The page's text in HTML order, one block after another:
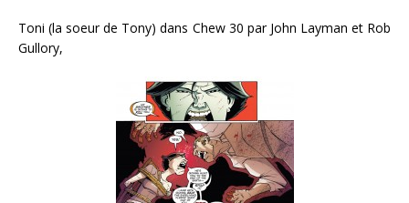
Toni (la soeur de Tony) dans Chew 30 par John Layman et Rob
Gullory,